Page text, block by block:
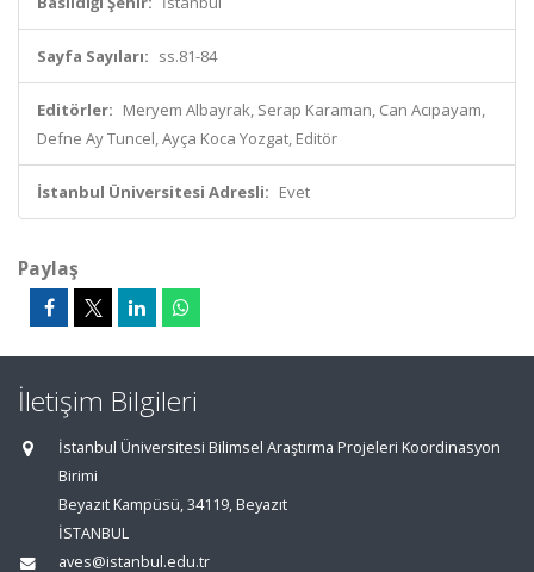
Sayfa Sayıları: ss.81-84
Editörler: Meryem Albayrak, Serap Karaman, Can Acıpayam,
Defne Ay Tuncel, Ayça Koca Yozgat, Editör
İstanbul Üniversitesi Adresli: Evet
Paylaş
İletişim Bilgileri
İstanbul Üniversitesi Bilimsel Araştırma Projeleri Koordinasyon
Birimi
Beyazıt Kampüsü, 34119, Beyazıt
İSTANBUL
aves@istanbul.edu.tr